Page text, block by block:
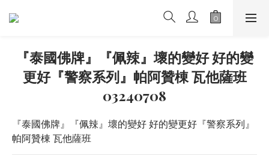
『泰國佛牌』『佩辣』壞的變好 好的變
更好『警察系列』帕阿贊棟 瓦他薩班
03240708
『泰國佛牌』『佩辣』壞的變好 好的變更好『警察系列』
帕阿贊棟 瓦他薩班